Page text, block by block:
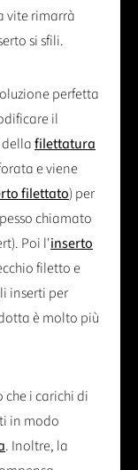
vite rimarrà
si sfili.
perfetta
il
filettatura
e viene
filettato) per
chiamato
Poi l'inserto
filetto e
inserti per
è molto più
che i carichi di
in modo
. Inoltre, la